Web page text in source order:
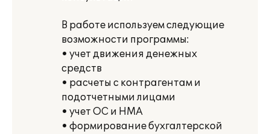
В работе используем следующие
возможности программы:
• учет движения денежных
средств
• расчеты с контрагентам и
подотчетными лицами
• учет ОС и НМА
• формирование бухгалтерской